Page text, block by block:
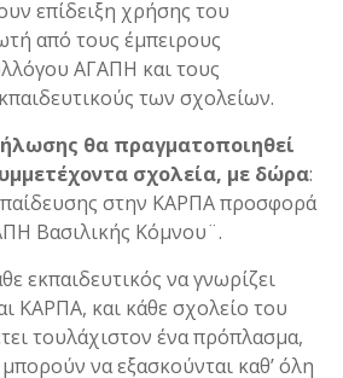
επίδειξη χρήσης του
από τους έμπειρους
ΑΓΑΠΗ και τους
των σχολείων.
θα πραγματοποιηθεί
σχολεία, με δώρα:
στην ΚΑΡΠΑ προσφορά
Βασιλικής Κόμνου¨.
εκπαιδευτικός να γνωρίζει
ΚΑΡΠΑ, και κάθε σχολείο του
τουλάχιστον ένα πρόπλασμα,
να εξασκούνται καθ’ όλη